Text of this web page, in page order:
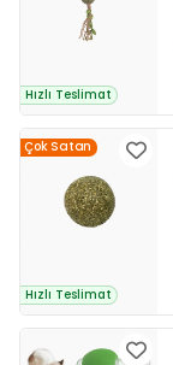
Hızlı Teslimat
Çok Satan
Hızlı Teslimat